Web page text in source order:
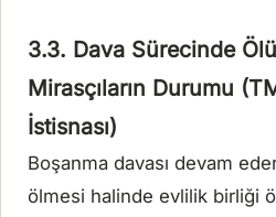
3.3. Dava Sürecinde
Mirasçıların Durumu
İstisnası)
Boşanma davası devam
ölmesi halinde evlilik birliği